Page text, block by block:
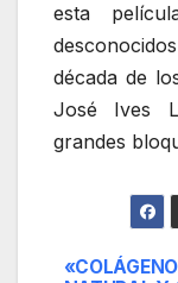
esta
década de
José Ives
grandes